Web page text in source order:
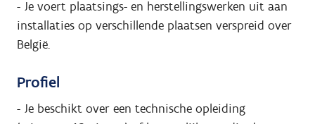
- Je voert plaatsings- en herstellingswerken uit aan
installaties op verschillende plaatsen verspreid over
België.
Profiel
- Je beschikt over een technische opleiding